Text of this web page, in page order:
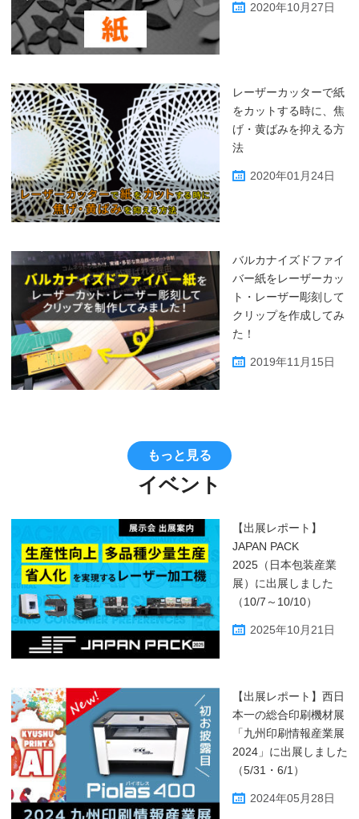
2020年10月27日
レーザーカッターで紙
をカットする時に、焦
げ・黄ばみを抑える方
法
2020年01月24日
バルカナイズドファイ
バー紙をレーザーカッ
ト・レーザー彫刻して
クリップを作成してみ
た！
2019年11月15日
もっと見る
イベント
【出展レポート】
JAPAN PACK
2025（日本包装産業
展）に出展しました
（10/7～10/10）
2025年10月21日
【出展レポート】西日
本一の総合印刷機材展
「九州印刷情報産業展
2024」に出展しました
（5/31・6/1）
2024年05月28日